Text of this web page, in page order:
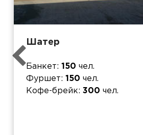
Шатер
Банкет 150 чел.
Фуршет
150 чел.
Кофе-брейк
300 чел.